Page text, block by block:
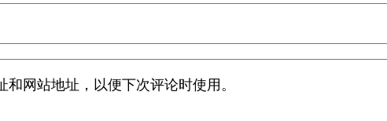
网站地址，以便下次评论时使用。